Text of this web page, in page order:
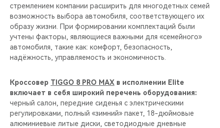
стремлением компании расширить для многодетных семей
возможность выбора автомобиля, соответствующего их
образу жизни. При формировании комплектаций были
учтены факторы, являющиеся важными для «семейного»
автомобиля, такие как: комфорт, безопасность,
надёжность, управляемость и экономичность.
Кроссовер TIGGO 8 PRO MAX в исполнении Elite
включает в себя широкий перечень оборудования:
черный салон, передние сиденья с электрическими
регулировками, полный «зимний» пакет, 18-дюймовые
алюминиевые литые диски, светодиодные дневные